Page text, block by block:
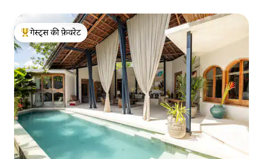
गेस्ट्स का टॉप फ़ेवरेट
गेस्ट्स की फ़ेवरेट